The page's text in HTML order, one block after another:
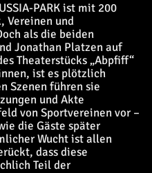
PARK ist mit 200
Vereinen und
als die beiden
Jonathan Platzen auf
Theaterstücks „Abpfiff“
ist es plötzlich
Szenen führen sie
und Akte
von Sportvereinen vor –
die Gäste später
Wucht ist allen
dass diese
Teil der